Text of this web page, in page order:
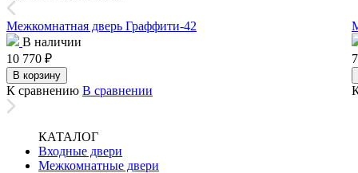
Межкомнатная дверь Граффити-42
В наличии
10 770 ₽
В корзину
К сравнению В сравнении
КАТАЛОГ
Входные двери
Межкомнатные двери